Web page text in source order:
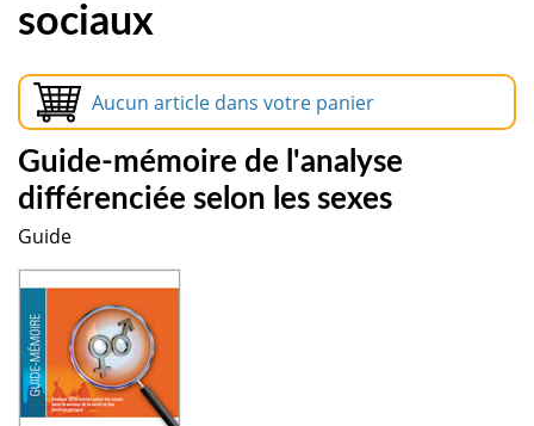
sociaux
Aucun article dans votre panier
Guide-mémoire de l'analyse
différenciée selon les sexes
Guide